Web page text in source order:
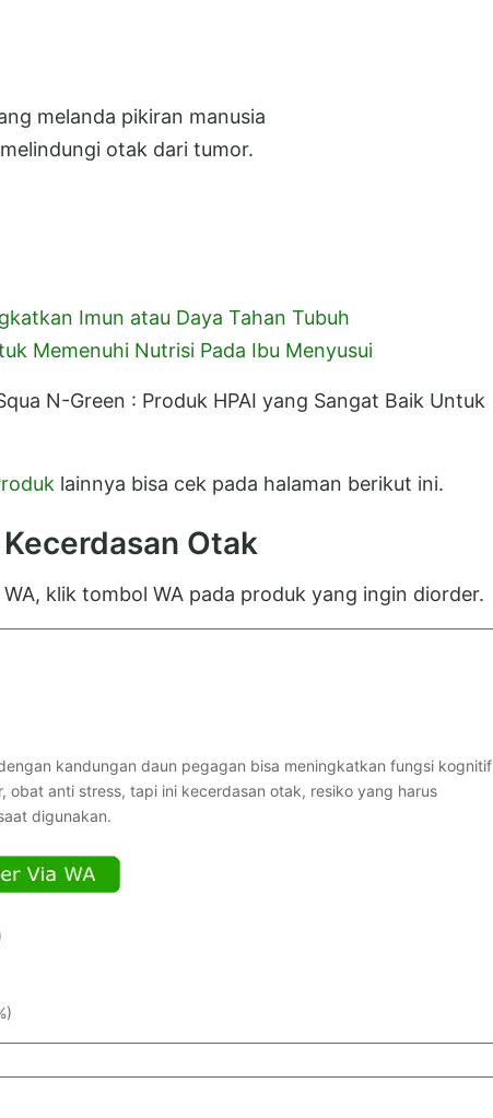
melanda pikiran manusia
otak dari tumor.
Imun atau Daya Tahan Tubuh
Memenuhi Nutrisi Pada Ibu Menyusui
N-Green : Produk HPAI yang Sangat Baik Untuk
lainnya bisa cek pada halaman berikut ini.
Otak
klik tombol WA pada produk yang ingin diorder.
kandungan daun pegagan bisa meningkatkan fungsi kognitif
obat anti stress, tapi ini kecerdasan otak, resiko yang harus
digunakan.